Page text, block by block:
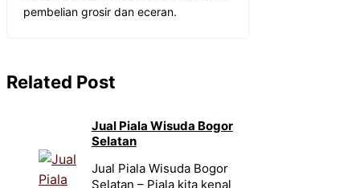
pembelian grosir dan eceran.
Related Post
Jual Piala Wisuda Bogor
Selatan
Jual Piala Wisuda Bogor
Selatan – Piala kita kenal